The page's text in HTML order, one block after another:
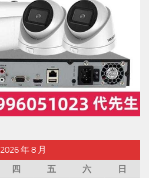
2026 年 8 月
四 五 六
日